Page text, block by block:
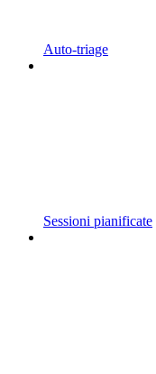
Auto-triage
Sessioni pianificate